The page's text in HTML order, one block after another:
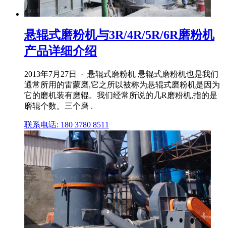
悬辊式磨粉机与3R/4R/5R/6R磨粉机
产品详细介绍
2013年7月27日 · 悬辊式磨粉机 悬辊式磨粉机也是我们
通常所用的雷蒙磨,它之所以被称为悬辊式磨粉机是因为
它的磨机装有磨辊。我们经常所说的几R磨粉机,指的是
磨辊个数。三个磨 .
联系电话: 180 3780 8511